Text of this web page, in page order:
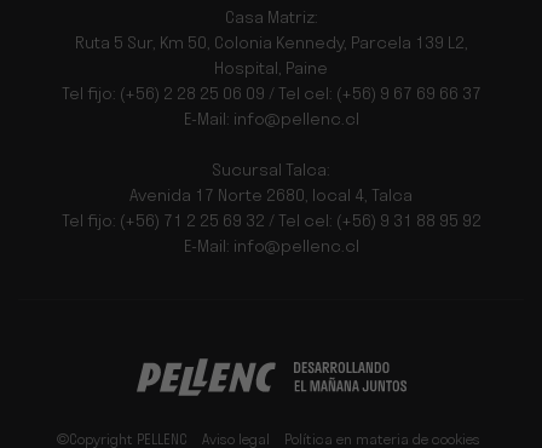
Casa Matriz:
Ruta 5 Sur, Km 50, Colonia Kennedy, Parcela 139 L2,
Hospital, Paine
Tel fijo: (+56) 2 28 25 06 09 / Tel cel: (+56) 9 67 69 66 37
E-Mail: info@pellenc.cl
Sucursal Talca:
Avenida 17 Norte 2680, local 4, Talca
Tel fijo: (+56) 71 2 25 69 32 / Tel cel: (+56) 9 31 88 95 92
E-Mail: info@pellenc.cl
©Copyright PELLENC Aviso legal Política en materia de cookies